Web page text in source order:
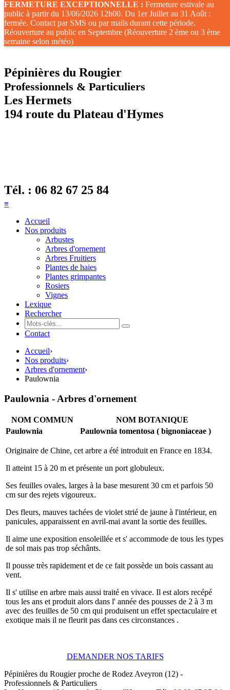
FERMETURE EXCEPTIONNELLE : Fermeture estivale au
public à partir du 13/06/2026 12h00. Du 1er Juillet au 31 Août :
fermée. Contact par SMS ou par mails durant cette période.
Réouverture au public en Septembre (Réouverture 2 ème ou 3 ème
semaine selon météo)
Pépinières du Rougier
Professionnels & Particuliers
Les Hermets
194 route du Plateau d'Hymes
Tél. : 06 82 67 25 84
≡
Accueil
Nos produits
Arbustes
Arbres d'ornement
Arbres Fruitiers
Plantes de haies
Plantes grimpantes
Rosiers
Vignes
Lexique
Rechercher
Contact
Accueil›
Nos produits›
Arbres d'ornement›
Paulownia
Paulownia - Arbres d'ornement
NOM COMMUN
NOM BOTANIQUE
Paulownia
Paulownia tomentosa ( bignoniaceae )
Originaire de Chine, cet arbre a été introduit en France en 1834.
Il atteint 15 à 20 m et présente un port globuleux.
Ses feuilles ovales, larges à la base mesurent 30 cm et parfois 50
cm sur des rejets vigoureux.
Des fleurs, mauves tachées de violet strié de jaune à l'intérieur, en
panicules, apparaissent en avril-mai avant la sortie des feuilles.
Il aime une exposition ensoleillée et s' accommode de tous les types
de sol mais pas trop séchânts.
Il pousse très rapidement et de ce fait possède un bois cassant au
vent.
Il s' utilise en arbre mais aussi traité en vivace. Il est alors recépé
tous les ans et produit alors dans l' année des pousses de 2 à 3 m
avec des feuilles de 50 cm qui produisent un effet spectaculaire et
exotique mais il ne fleurit pas dans ces circonstances .
DEMANDER NOS TARIFS
Pépinières du Rougier proche de RodezAveyron (12) -
Professionnels & Particuliers